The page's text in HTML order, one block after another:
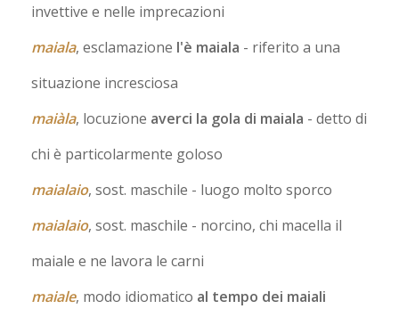
invettive e nelle imprecazioni
maiala, esclamazione l'è maiala - riferito a una
situazione incresciosa
maiàla, locuzione averci la gola di maiala - detto di
chi è particolarmente goloso
maialaio, sost. maschile - luogo molto sporco
maialaio, sost. maschile - norcino, chi macella il
maiale e ne lavora le carni
maiale, modo idiomatico al tempo dei maiali